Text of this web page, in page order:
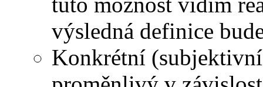
výsledná definice
Konkrétní